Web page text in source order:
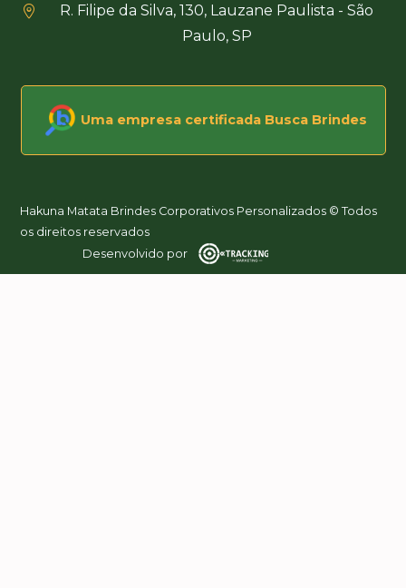
R. Filipe da Silva, 130, Lauzane Paulista - São
Paulo, SP
Uma empresa certificada Busca Brindes
Hakuna Matata Brindes Corporativos Personalizados © Todos
os direitos reservados
Desenvolvido por